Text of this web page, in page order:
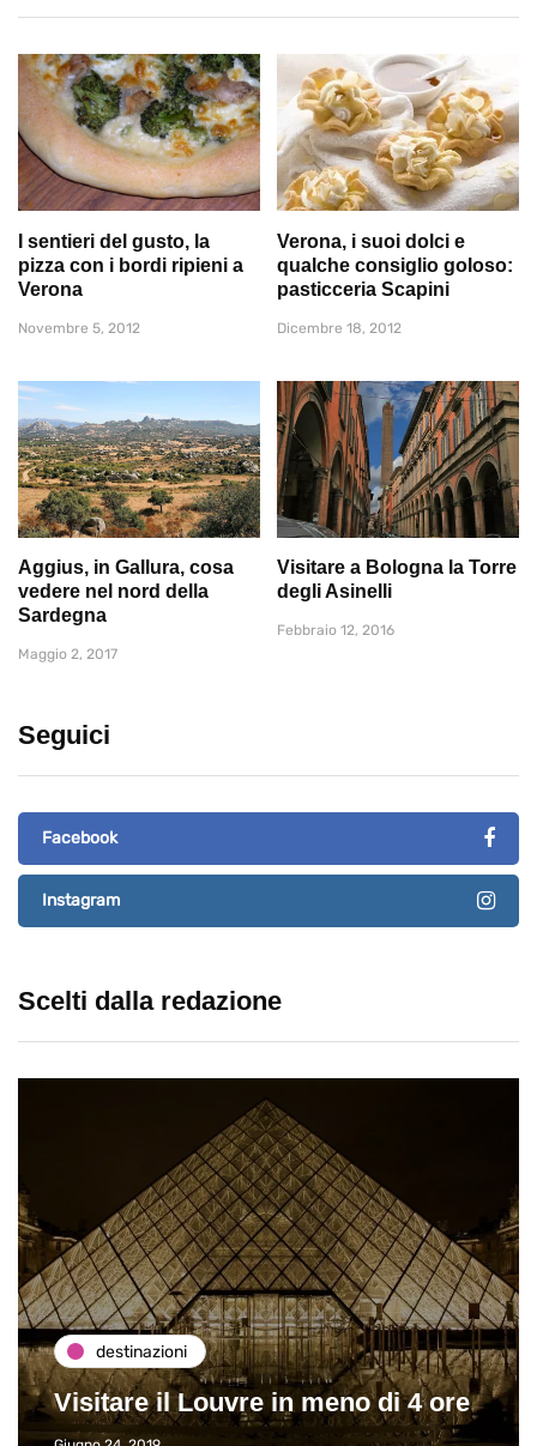
I sentieri del gusto, la
pizza con i bordi ripieni a
Verona
Novembre 5, 2012
Verona, i suoi dolci e
qualche consiglio goloso:
pasticceria Scapini
Dicembre 18, 2012
Aggius, in Gallura, cosa
vedere nel nord della
Sardegna
Maggio 2, 2017
Visitare a Bologna la Torre
degli Asinelli
Febbraio 12, 2016
Seguici
Facebook
Instagram
Scelti dalla redazione
destinazioni
Visitare il Louvre in meno di 4 ore